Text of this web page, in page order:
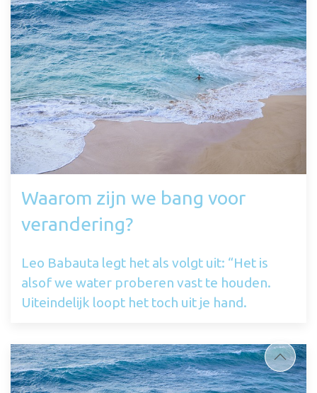
Waarom zijn we bang voor
verandering?
Leo Babauta legt het als volgt uit: “Het is
alsof we water proberen vast te houden.
Uiteindelijk loopt het toch uit je hand.